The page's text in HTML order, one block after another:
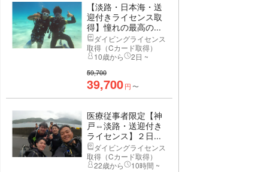
【淡路・日本海・送
迎付きライセンス取
得】憧れの最高の...
ダイビングライセンス
取得（Cカード取得）
10歳から
2日 ~
59,700
39,700円 〜
医療従事者限定【神
戸⇔淡路・送迎付き
ライセンス】２日...
ダイビングライセンス
取得（Cカード取得）
22歳から
10時間 ~